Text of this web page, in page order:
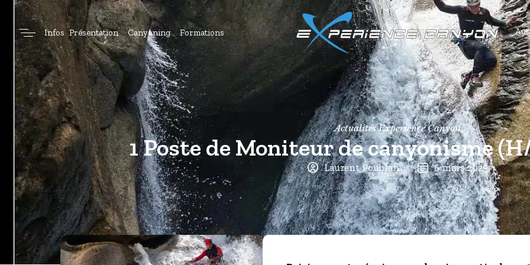
Infos Présentation Canyoning Formations
Actualités Experience Canyon
1 Poste de Moniteur de canyonisme
Laurent Poublan 6 mars 2025